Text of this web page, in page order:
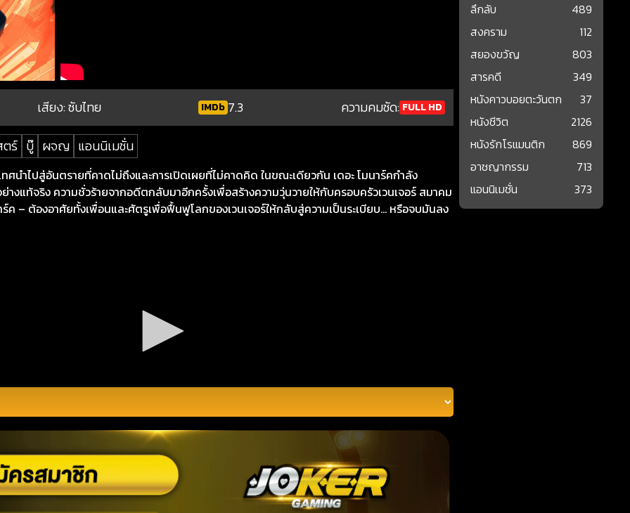
เสียง: ซับไทย IMDb 7.3 ความคมชัด: FULL HD
ตร์ บู๊ ผจญ แอนนิเมชั่น
ทศนำไปสู่อันตรายที่คาดไม่ถึงและการเปิดเผยที่ไม่คาดคิด ในขณะเดียวกัน เดอะ โมนาร์คกำลัง
างแท้จริง ความชั่วร้ายจากอดีตกลับมาอีกครั้งเพื่อสร้างความวุ่นวายให้กับครอบครัวเวนเจอร์ สมาคม
ค – ต้องอาศัยทั้งเพื่อนและศัตรูเพื่อฟื้นฟูโลกของเวนเจอร์ให้กลับสู่ความเป็นระเบียบ… หรือจบมันลง
ลึกลับ
489
สงคราม
112
สยองขวัญ
803
สารคดี
349
หนังคาวบอยตะวันตก
37
หนังชีวิต
2126
หนังรักโรแมนติก
869
อาชญากรรม
713
แอนนิเมชั่น
373